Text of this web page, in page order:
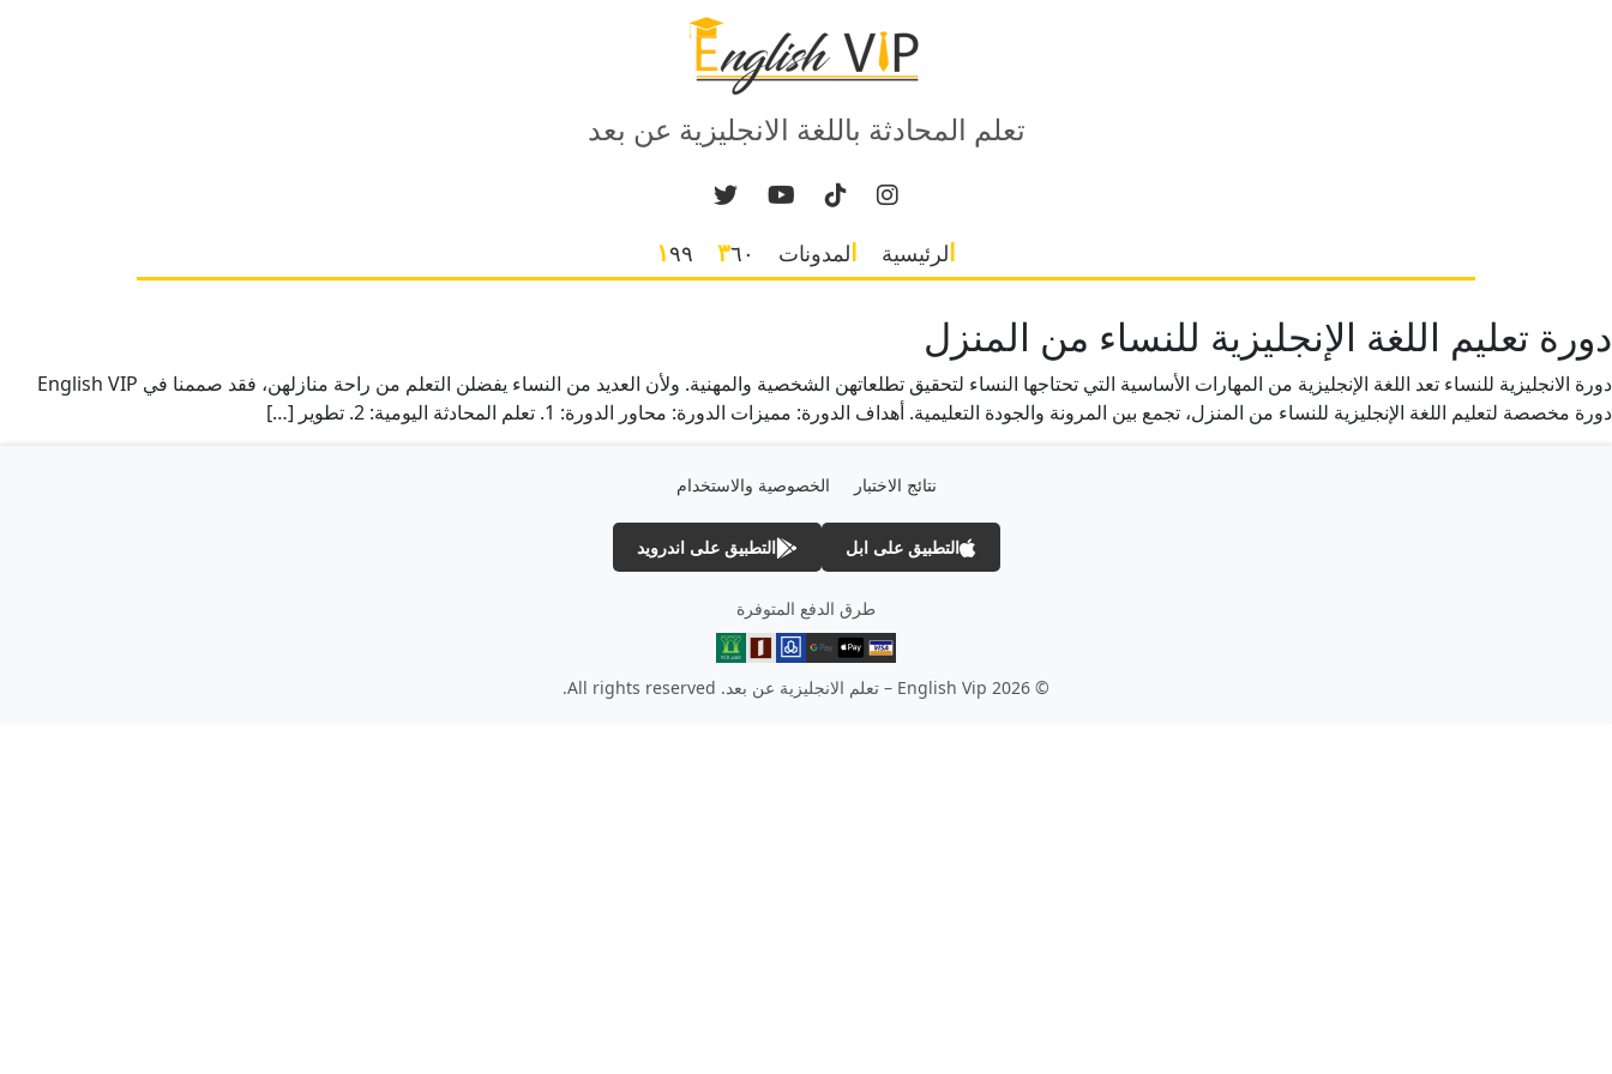
تعلم المحادثة باللغة الانجليزية عن بعد
الرئيسية المدونات ٣٦٠ ١٩٩
دورة تعليم اللغة الإنجليزية للنساء من المنزل
دورة الانجليزية للنساء تعد اللغة الإنجليزية من المهارات الأساسية التي تحتاجها النساء لتحقيق تطلعاتهن الشخصية والمهنية. ولأن العديد من النساء يفضلن التعلم من راحة منازلهن، فقد صممنا في English VIP
دورة مخصصة لتعليم اللغة الإنجليزية للنساء من المنزل، تجمع بين المرونة والجودة التعليمية. أهداف الدورة: مميزات الدورة: محاور الدورة: 1. تعلم المحادثة اليومية: 2. تطوير […]
نتائج الاختبار الخصوصية والاستخدام
التطبيق على ابل التطبيق على اندرويد
طرق الدفع المتوفرة
© 2026 English Vip – تعلم الانجليزية عن بعد. All rights reserved.